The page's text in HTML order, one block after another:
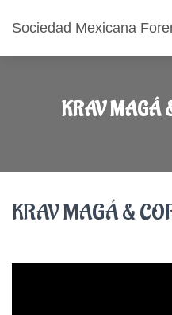
Sociedad Mexicana
KRAV MAGÁ
KRAV MAGÁ &